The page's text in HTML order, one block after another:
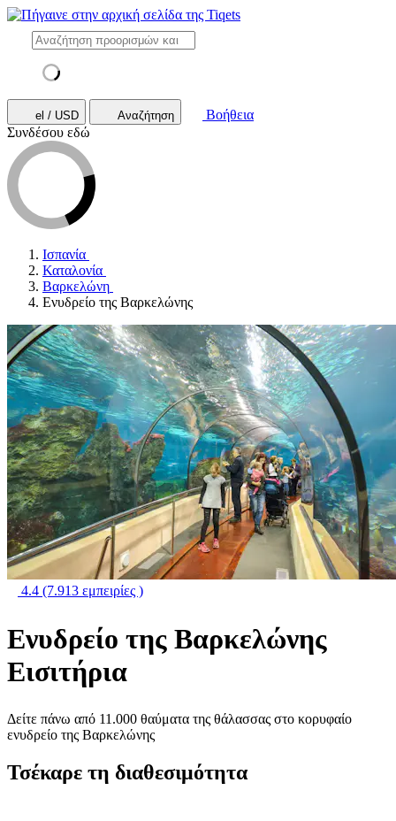
el / USD Αναζήτηση
Βοήθεια
Συνδέσου εδώ
Ισπανία
Καταλονία
Βαρκελώνη
Ενυδρείο της Βαρκελώνης
4.4 (7.913 εμπειρίες )
Ενυδρείο της Βαρκελώνης
Εισιτήρια
Δείτε πάνω από 11.000 θαύματα της θάλασσας στο κορυφαίο
ενυδρείο της Βαρκελώνης
Τσέκαρε τη διαθεσιμότητα